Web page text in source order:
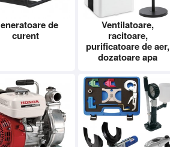
de
curent
Ventilatoare,
racitoare,
purificatoare de aer,
dozatoare apa